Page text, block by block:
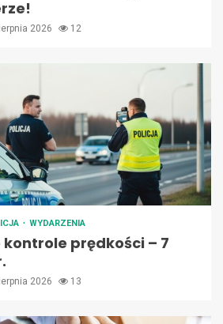
2026 12
WYDARZENIA
prędkości – 7
2026 13